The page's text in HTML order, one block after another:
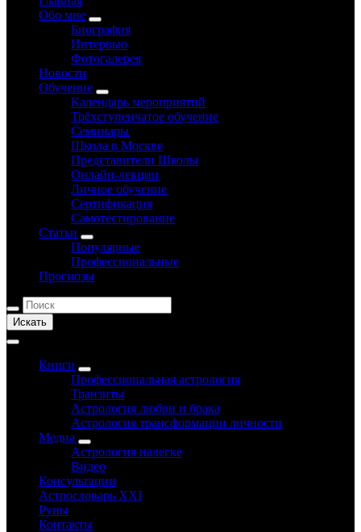
Обо мне
Биография
Интервью
Фотогалерея
Новости
Обучение
Календарь мероприятий
Трёхступенчатое обучение
Семинары
Школа в Москве
Представители Школы
Онлайн-лекции
Личное обучение
Сертификация
Самотестирование
Статьи
Популярные
Профессиональные
Прогнозы
Искать
Книги
Профессиональная астрология
Транзиты
Астрология любви и брака
Астрология трансформации личности
Медиа
Астрология налегке
Видео
Консультации
Астрословарь XXI
Руны
Контакты